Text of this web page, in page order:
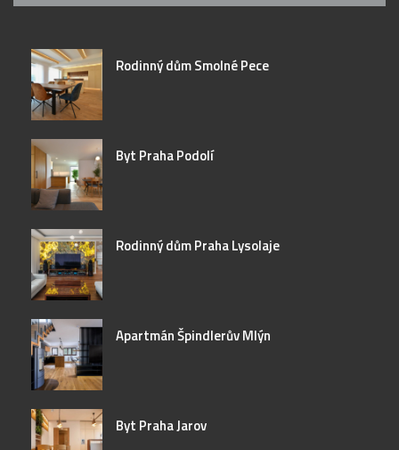
Rodinný dům Smolné Pece
Byt Praha Podolí
Rodinný dům Praha Lysolaje
Apartmán Špindlerův Mlýn
Byt Praha Jarov